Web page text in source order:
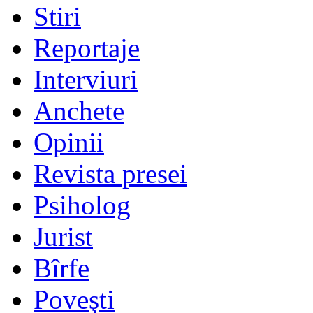
Stiri
Reportaje
Interviuri
Anchete
Opinii
Revista presei
Psiholog
Jurist
Bîrfe
Poveşti